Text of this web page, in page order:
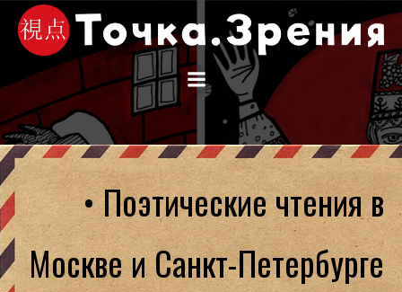
Перейти
к
содержимому
• Поэтические чтения в
Москве и Санкт-Петербурге